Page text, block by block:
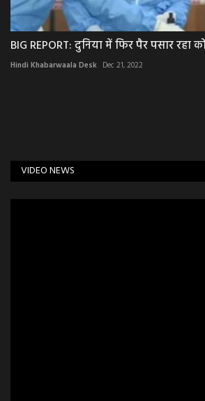
BIG REPORT: दुनिया में फिर पैर पसार रहा
Hindi Khabarwaala Desk Dec 21, 2022
VIDEO NEWS